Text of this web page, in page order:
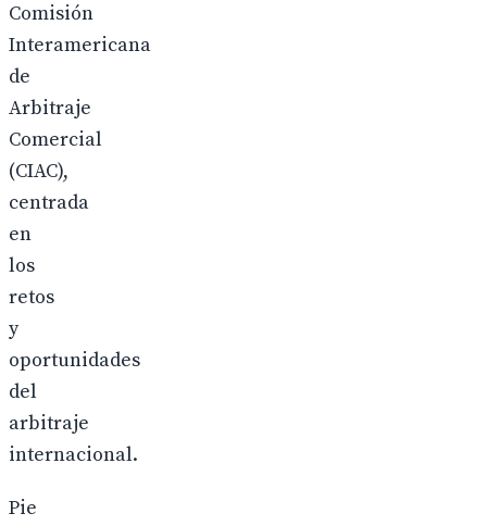
Comisión
Interamericana
de
Arbitraje
Comercial
(CIAC),
centrada
en
los
retos
y
oportunidades
del
arbitraje
internacional.
Pie